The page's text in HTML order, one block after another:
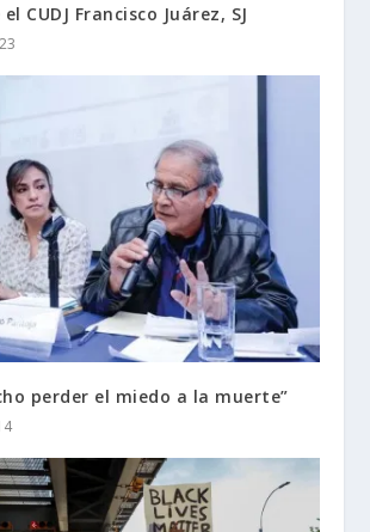
CUDJ Francisco Juárez, SJ
perder el miedo a la muerte”